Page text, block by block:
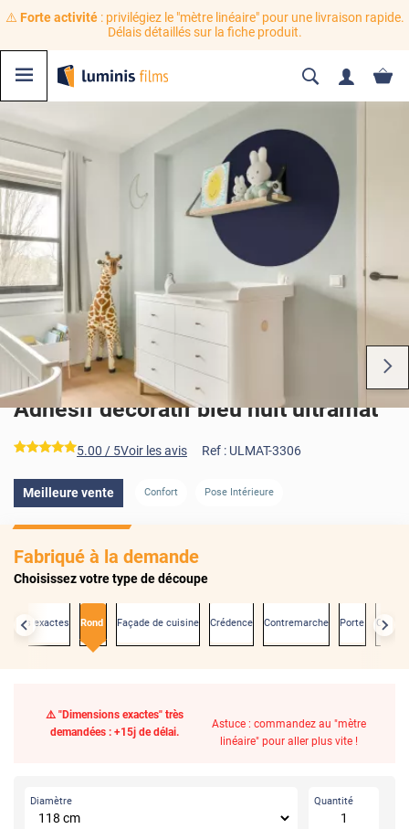
⚠️ Forte activité: privilégiez le "mètre linéaire" pour une livraison rapide.
Délais détaillés sur la fiche produit.
Adhésif décoratif bleu nuit ultramat
*****
5.00 / 5Voir les avis Ref : ULMAT-3306
Meilleure vente Confort Pose Intérieure
Fabriqué à la demande
Choisissez votre type de découpe
exactes Rond Façade de cuisine Crédence Contremarche Porte
⚠️ "Dimensions exactes" très
demandées : +15j de délai.
Astuce : commandez au "mètre
linéaire" pour aller plus vite !
Diamètre Quantité